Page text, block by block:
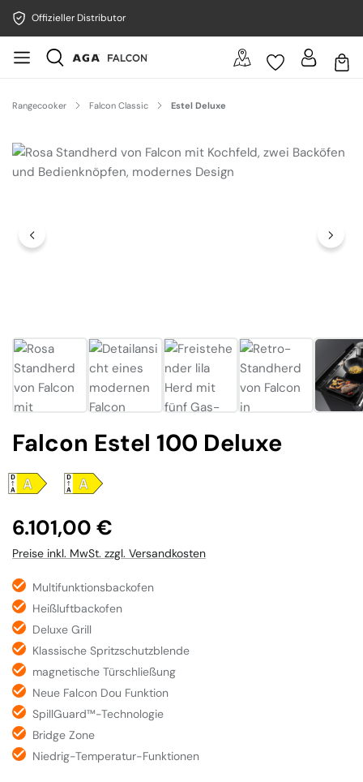
Offizieller Distributor
Rangecooker Falcon Classic Estel Deluxe
Bildergalerie überspringen
Falcon Estel 100 Deluxe
Regulärer Preis:
6.101,00 €
Preise inkl. MwSt. zzgl. Versandkosten
Multifunktionsbackofen
Heißluftbackofen
Deluxe Grill
Klassische Spritzschutzblende
magnetische Türschließung
Neue Falcon Dou Funktion
SpillGuard™-Technologie
Bridge Zone
Niedrig-Temperatur-Funktionen